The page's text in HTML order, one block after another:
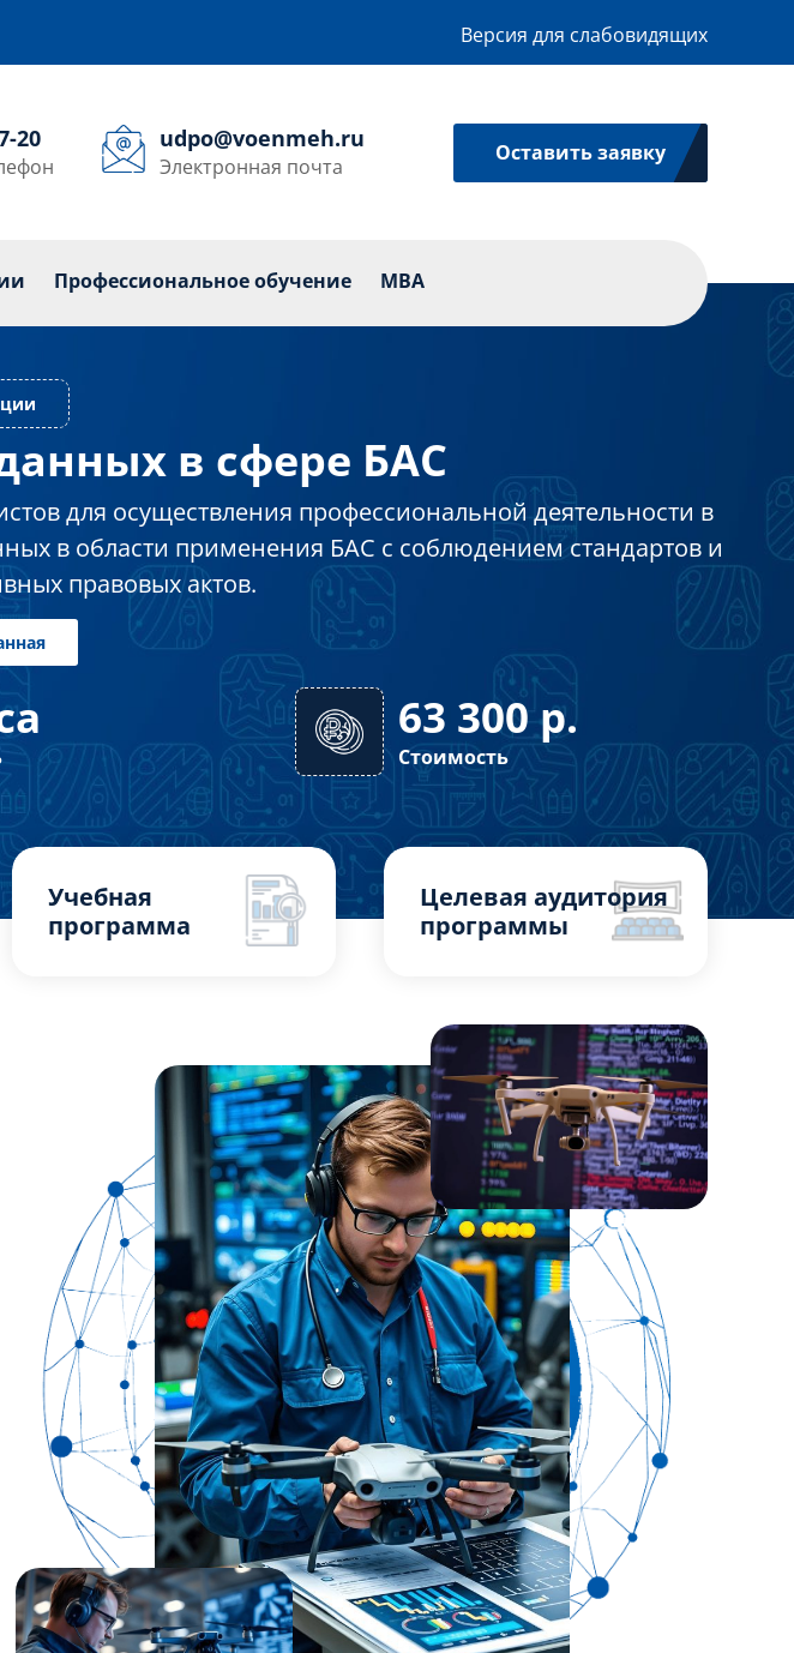
Версия для слабовидящих
20 udpo@voenmeh.ru
Электронная почта
Оставить заявку
Профессиональное обучение MBA
Повышение квалификации Профессиональное обучение
в сфере БАС
для осуществления профессиональной деятельности в
в области применения БАС с соблюдением стандартов и
правовых актов.
смешанная 63 300р.
Стоимость
Учебная
программа
Целевая аудитория
программы